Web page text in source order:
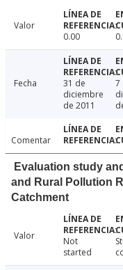
Valor
0.00
Fecha
31 de
diciembre
de 2011
7
Comentar
Evaluation study
and Rural Pollution
Catchment
Valor
Not
started